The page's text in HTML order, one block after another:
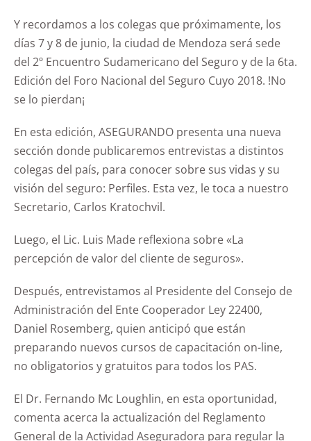
Y recordamos a los colegas que próximamente, los
días 7 y 8 de junio, la ciudad de Mendoza será sede
del 2º Encuentro Sudamericano del Seguro y de la 6ta.
Edición del Foro Nacional del Seguro Cuyo 2018. !No
se lo pierdan¡
En esta edición, ASEGURANDO presenta una nueva
sección donde publicaremos entrevistas a distintos
colegas del país, para conocer sobre sus vidas y su
visión del seguro: Perfiles. Esta vez, le toca a nuestro
Secretario, Carlos Kratochvil.
Luego, el Lic. Luis Made reflexiona sobre «La
percepción de valor del cliente de seguros».
Después, entrevistamos al Presidente del Consejo de
Administración del Ente Cooperador Ley 22400,
Daniel Rosemberg, quien anticipó que están
preparando nuevos cursos de capacitación on-line,
no obligatorios y gratuitos para todos los PAS.
El Dr. Fernando Mc Loughlin, en esta oportunidad,
comenta acerca la actualización del Reglamento
General de la Actividad Aseguradora para regular la